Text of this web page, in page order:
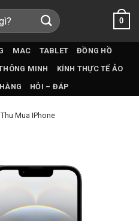
0
MAC TABLET
ĐỒNG HỒ
MINH
KÍNH THỰC TẾ ẢO
HỎI – ĐÁP
Thu Mua IPhone